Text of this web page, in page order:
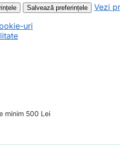
Salvează preferințele
Vezi
uri
minim 500 Lei